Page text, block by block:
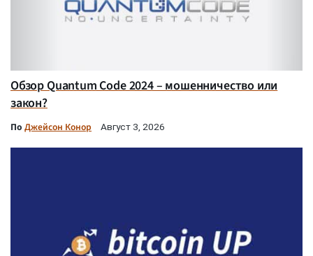
Обзор Quantum Code 2024 – мошенничество или
закон?
По Джейсон Конор Август 3, 2026